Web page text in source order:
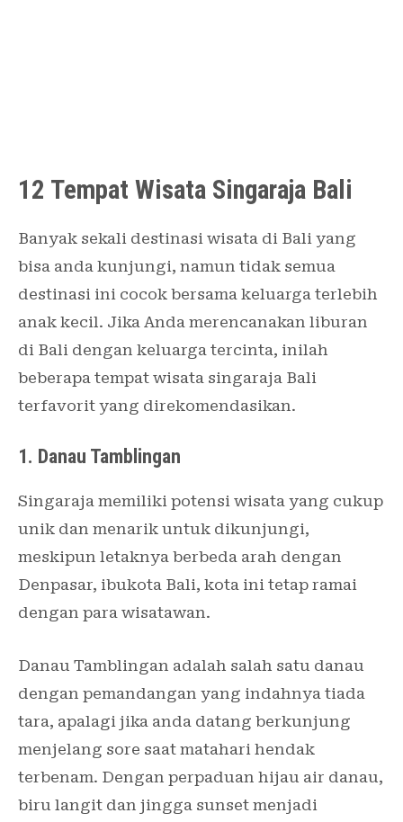
12 Tempat Wisata Singaraja Bali
Banyak sekali destinasi wisata di Bali yang
bisa anda kunjungi, namun tidak semua
destinasi ini cocok bersama keluarga terlebih
anak kecil. Jika Anda merencanakan liburan
di Bali dengan keluarga tercinta, inilah
beberapa tempat wisata singaraja Bali
terfavorit yang direkomendasikan.
1. Danau Tamblingan
Singaraja memiliki potensi wisata yang cukup
unik dan menarik untuk dikunjungi,
meskipun letaknya berbeda arah dengan
Denpasar, ibukota Bali, kota ini tetap ramai
dengan para wisatawan.
Danau Tamblingan adalah salah satu danau
dengan pemandangan yang indahnya tiada
tara, apalagi jika anda datang berkunjung
menjelang sore saat matahari hendak
terbenam. Dengan perpaduan hijau air danau,
biru langit dan jingga sunset menjadi